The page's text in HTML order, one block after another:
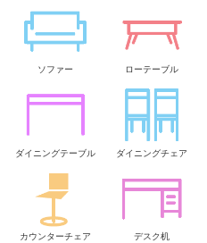
ソファー ローテーブル
ダイニングテーブル ダイニングチェア
カウンターチェア デスク机